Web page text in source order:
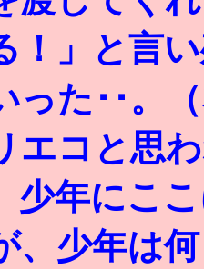
！」と言
った･･。（
エコと思
少年にこ
、少年は